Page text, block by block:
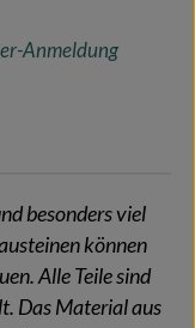
Anmeldung
besonders viel
können
Alle Teile sind
Das Material aus